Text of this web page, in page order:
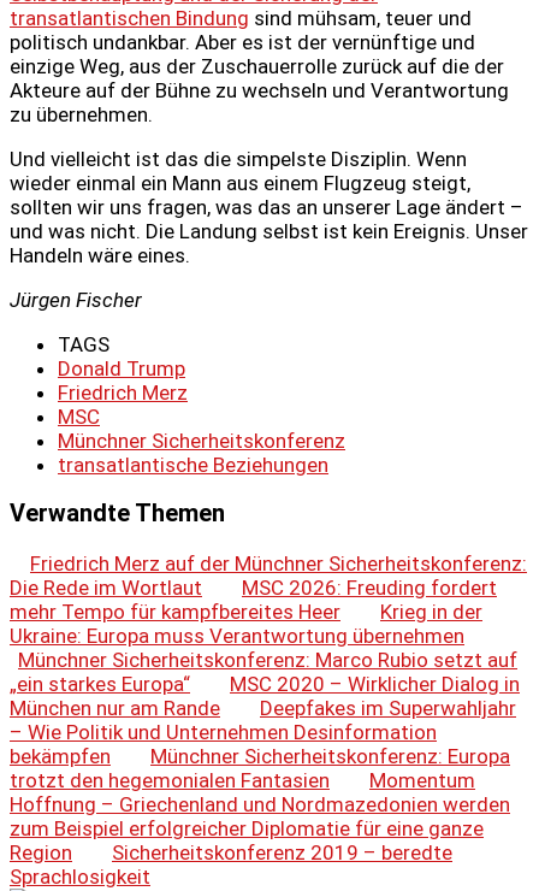
transatlantischen Bindung sind mühsam, teuer und
politisch undankbar. Aber es ist der vernünftige und
einzige Weg, aus der Zuschauerrolle zurück auf die der
Akteure auf der Bühne zu wechseln und Verantwortung
zu übernehmen.
Und vielleicht ist das die simpelste Disziplin. Wenn
wieder einmal ein Mann aus einem Flugzeug steigt,
sollten wir uns fragen, was das an unserer Lage ändert –
und was nicht. Die Landung selbst ist kein Ereignis. Unser
Handeln wäre eines.
Jürgen Fischer
TAGS
Donald Trump
Friedrich Merz
MSC
Münchner Sicherheitskonferenz
transatlantische Beziehungen
Verwandte Themen
Friedrich Merz auf der Münchner Sicherheitskonferenz:
Die Rede im Wortlaut
MSC 2026: Freuding fordert
mehr Tempo für kampfbereites Heer
Krieg in der
Ukraine: Europa muss Verantwortung übernehmen
Münchner Sicherheitskonferenz: Marco ‌Rubio setzt auf
„ein starkes Europa“
MSC 2020 – Wirklicher Dialog in
München nur am Rande
Deepfakes im Superwahljahr
– Wie Politik und Unternehmen Desinformation
bekämpfen
Münchner Sicherheitskonferenz: Europa
trotzt den hegemonialen Fantasien
Momentum
Hoffnung – Griechenland und Nordmazedonien werden
zum Beispiel erfolgreicher Diplomatie für eine ganze
Region
Sicherheitskonferenz 2019 – beredte
Sprachlosigkeit